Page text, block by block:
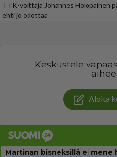
TTK-voittaja Johannes Holopainen
ehti jo odottaa
Keskustele
Aloita
Martinan bisneksillä ei mene